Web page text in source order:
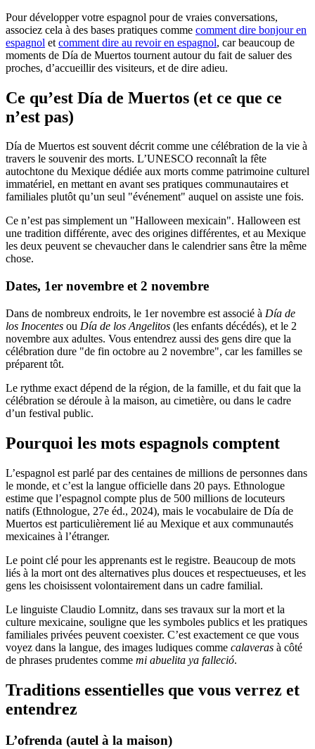
Pour développer votre espagnol pour de vraies conversations,
associez cela à des bases pratiques comme comment dire bonjour en
espagnol et comment dire au revoir en espagnol, car beaucoup de
moments de Día de Muertos tournent autour du fait de saluer des
proches, d’accueillir des visiteurs, et de dire adieu.
Ce qu’est Día de Muertos (et ce que ce
n’est pas)
Día de Muertos est souvent décrit comme une célébration de la vie à
travers le souvenir des morts. L’UNESCO reconnaît la fête
autochtone du Mexique dédiée aux morts comme patrimoine culturel
immatériel, en mettant en avant ses pratiques communautaires et
familiales plutôt qu’un seul "événement" auquel on assiste une fois.
Ce n’est pas simplement un "Halloween mexicain". Halloween est
une tradition différente, avec des origines différentes, et au Mexique
les deux peuvent se chevaucher dans le calendrier sans être la même
chose.
Dates, 1er novembre et 2 novembre
Dans de nombreux endroits, le 1er novembre est associé à Día de
los Inocentes ou Día de los Angelitos (les enfants décédés), et le 2
novembre aux adultes. Vous entendrez aussi des gens dire que la
célébration dure "de fin octobre au 2 novembre", car les familles se
préparent tôt.
Le rythme exact dépend de la région, de la famille, et du fait que la
célébration se déroule à la maison, au cimetière, ou dans le cadre
d’un festival public.
Pourquoi les mots espagnols comptent
L’espagnol est parlé par des centaines de millions de personnes dans
le monde, et c’est la langue officielle dans 20 pays. Ethnologue
estime que l’espagnol compte plus de 500 millions de locuteurs
natifs (Ethnologue, 27e éd., 2024), mais le vocabulaire de Día de
Muertos est particulièrement lié au Mexique et aux communautés
mexicaines à l’étranger.
Le point clé pour les apprenants est le registre. Beaucoup de mots
liés à la mort ont des alternatives plus douces et respectueuses, et les
gens les choisissent volontairement dans un cadre familial.
Le linguiste Claudio Lomnitz, dans ses travaux sur la mort et la
culture mexicaine, souligne que les symboles publics et les pratiques
familiales privées peuvent coexister. C’est exactement ce que vous
voyez dans la langue, des images ludiques comme calaveras à côté
de phrases prudentes comme mi abuelita ya falleció.
Traditions essentielles que vous verrez et
entendrez
L’ofrenda (autel à la maison)